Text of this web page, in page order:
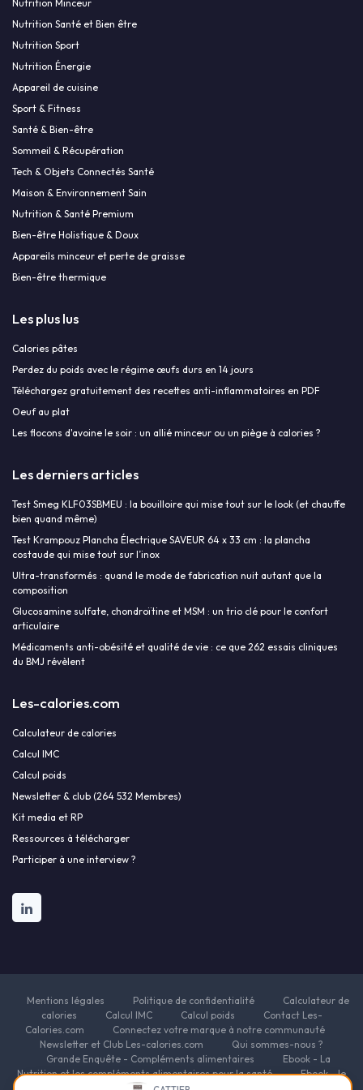
Nutrition Minceur
Nutrition Santé et Bien être
Nutrition Sport
Nutrition Énergie
Appareil de cuisine
Sport & Fitness
Santé & Bien-être
Sommeil & Récupération
Tech & Objets Connectés Santé
Maison & Environnement Sain
Nutrition & Santé Premium
Bien-être Holistique & Doux
Appareils minceur et perte de graisse
Bien-être thermique
Les plus lus
Calories pâtes
Perdez du poids avec le régime œufs durs en 14 jours
Téléchargez gratuitement des recettes anti-inflammatoires en PDF
Oeuf au plat
Les flocons d'avoine le soir : un allié minceur ou un piège à calories ?
Les derniers articles
Test Smeg KLF03SBMEU : la bouilloire qui mise tout sur le look (et chauffe
bien quand même)
Test Krampouz Plancha Électrique SAVEUR 64 x 33 cm : la plancha
costaude qui mise tout sur l’inox
Ultra-transformés : quand le mode de fabrication nuit autant que la
composition
Glucosamine sulfate, chondroïtine et MSM : un trio clé pour le confort
articulaire
Médicaments anti-obésité et qualité de vie : ce que 262 essais cliniques
du BMJ révèlent
Les-calories.com
Calculateur de calories
Calcul IMC
Calcul poids
Newsletter & club (264 532 Membres)
Kit media et RP
Ressources à télécharger
Participer à une interview ?
Mentions légales Politique de confidentialité
Calculateur de
calories
Calcul IMC Calcul poids
Contact Les-
Calories.com
Connectez votre marque à notre communauté
Newsletter et Club Les-calories.com
Qui sommes-nous ?
Grande Enquête - Compléments alimentaires
Ebook - La
Nutrition et les compléments alimentaires pour la santé
Ebook - le